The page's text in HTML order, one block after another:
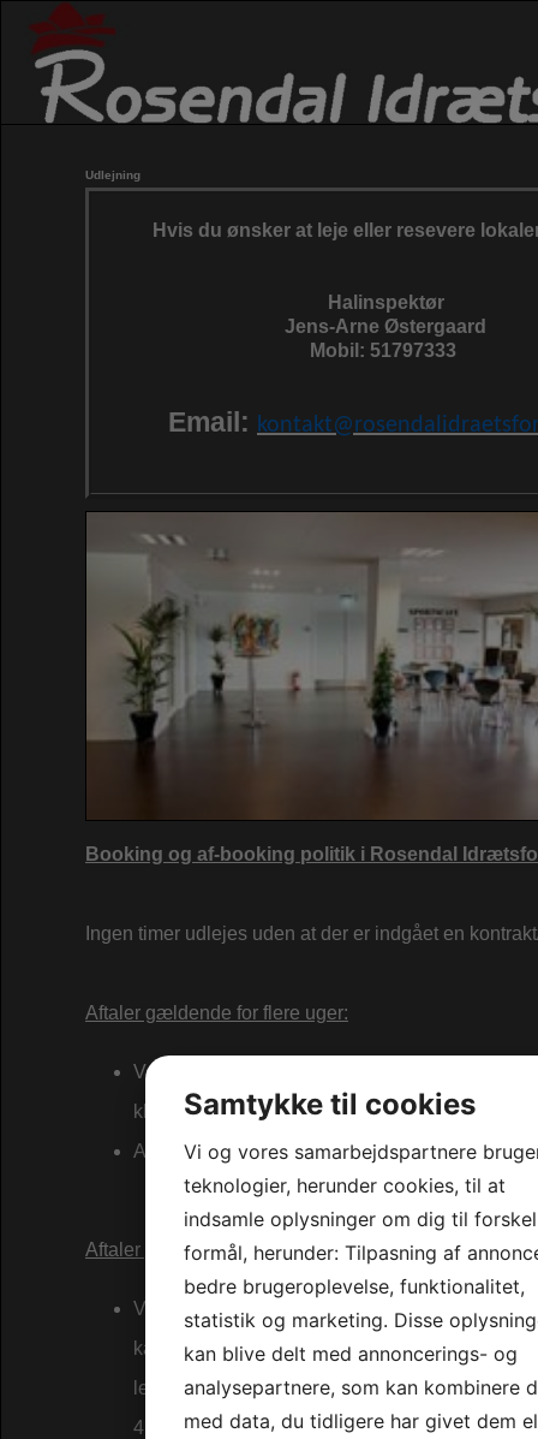
Udlejning
Hvis du ønsker at leje eller resevere
Halinspektør
Jens-Arne Østergaard
Mobil: 51797333
Email:
Booking og af-booking politik i Rosendal
Ingen timer udlejes uden at der er indgået en
Aftaler gældende for flere uger:
Ved sæson booking underskriver klubber og
klubberne kan opsige kontrakten skriftlig med
Aflysning af enkelte timer midt i en sæson er
Aftaler gældende for enkelt bookinger:
Ved booking af timer til enkeltstående private
kampe, stævner, ekstra træninger og lignende,
lejer/klubberne skriftlig opsige kontrakten/
4 ugers varsel.
Samtykke til cookies
Vi og vores samarbejdspartnere
teknologier, herunder cookies, til at
indsamle oplysninger om dig til
formål, herunder: Tilpasning af
bedre brugeroplevelse, funktionalitet,
statistik og marketing. Disse
kan blive delt med annoncerings- og
analysepartnere, som kan kombinere
med data, du tidligere har givet dem